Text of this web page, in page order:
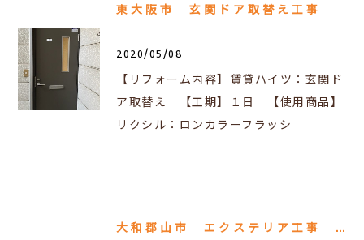
東大阪市 玄関ドア取替え工事
2020/05/08
【リフォーム内容】賃貸ハイツ：玄関ド
ア取替え 【工期】１日 【使用商品】
リクシル：ロンカラーフラッシ
大和郡山市 エクステリア工事 テラス取付け工事